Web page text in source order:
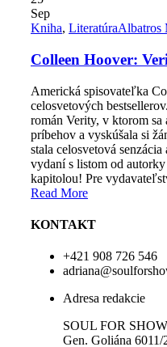
Sep
Kniha, LiteratúraAlbatros
Colleen Hoover:
Americká spisovateľka
celosvetových
román Verity, v ktorom
príbehov a vyskúšala si
stala celosvetová
vydaní s listom od
kapitolou! Pre
Read More
KONTAKT
+421 908 726 546
Adresa redakcie
SOUL FOR
Gen. Goliána 6011/